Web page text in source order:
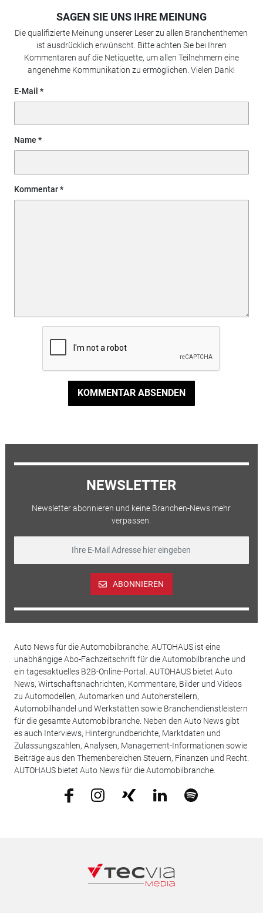
SAGEN SIE UNS IHRE MEINUNG
Die qualifizierte Meinung unserer Leser zu allen Branchenthemen
ist ausdrücklich erwünscht. Bitte achten Sie bei Ihren
Kommentaren auf die Netiquette, um allen Teilnehmern eine
angenehme Kommunikation zu ermöglichen. Vielen Dank!
E-Mail
Name
Kommentar
KOMMENTAR ABSENDEN
NEWSLETTER
Newsletter abonnieren und keine Branchen-News mehr
verpassen.
ABONNIEREN
Auto News für die Automobilbranche: AUTOHAUS ist eine
unabhängige Abo-Fachzeitschrift für die Automobilbranche und
ein tagesaktuelles B2B-Online-Portal. AUTOHAUS bietet Auto
News, Wirtschaftsnachrichten, Kommentare, Bilder und Videos
zu Automodellen, Automarken und Autoherstellern,
Automobilhandel und Werkstätten sowie Branchendienstleistern
für die gesamte Automobilbranche. Neben den Auto News gibt
es auch Interviews, Hintergrundberichte, Marktdaten und
Zulassungszahlen, Analysen, Management-Informationen sowie
Beiträge aus den Themenbereichen Steuern, Finanzen und Recht.
AUTOHAUS bietet Auto News für die Automobilbranche.